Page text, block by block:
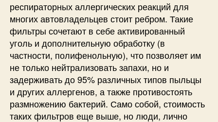
респираторных аллергических реакций для
многих автовладельцев стоит ребром. Такие
фильтры сочетают в себе активированный
уголь и дополнительную обработку (в
частности, полифенольную), что позволяет им
не только нейтрализовать запахи, но и
задерживать до 95% различных типов пыльцы
и других аллергенов, а также противостоять
размножению бактерий. Само собой, стоимость
таких фильтров еще выше, но люди, лично